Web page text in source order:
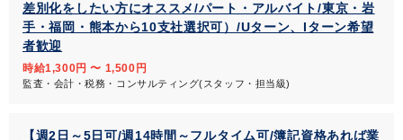
差別化をしたい方にオススメ/パート・アルバイト/東京・岩
手・福岡・熊本から10支社選択可）/Uターン、Iターン希望
者歓迎
時給1,300円 〜 1,500円
監査・会計・税務・コンサルティング(スタッフ・担当級)
【週2日～5日可/週14時間～フルタイム可/簿記資格あれば業